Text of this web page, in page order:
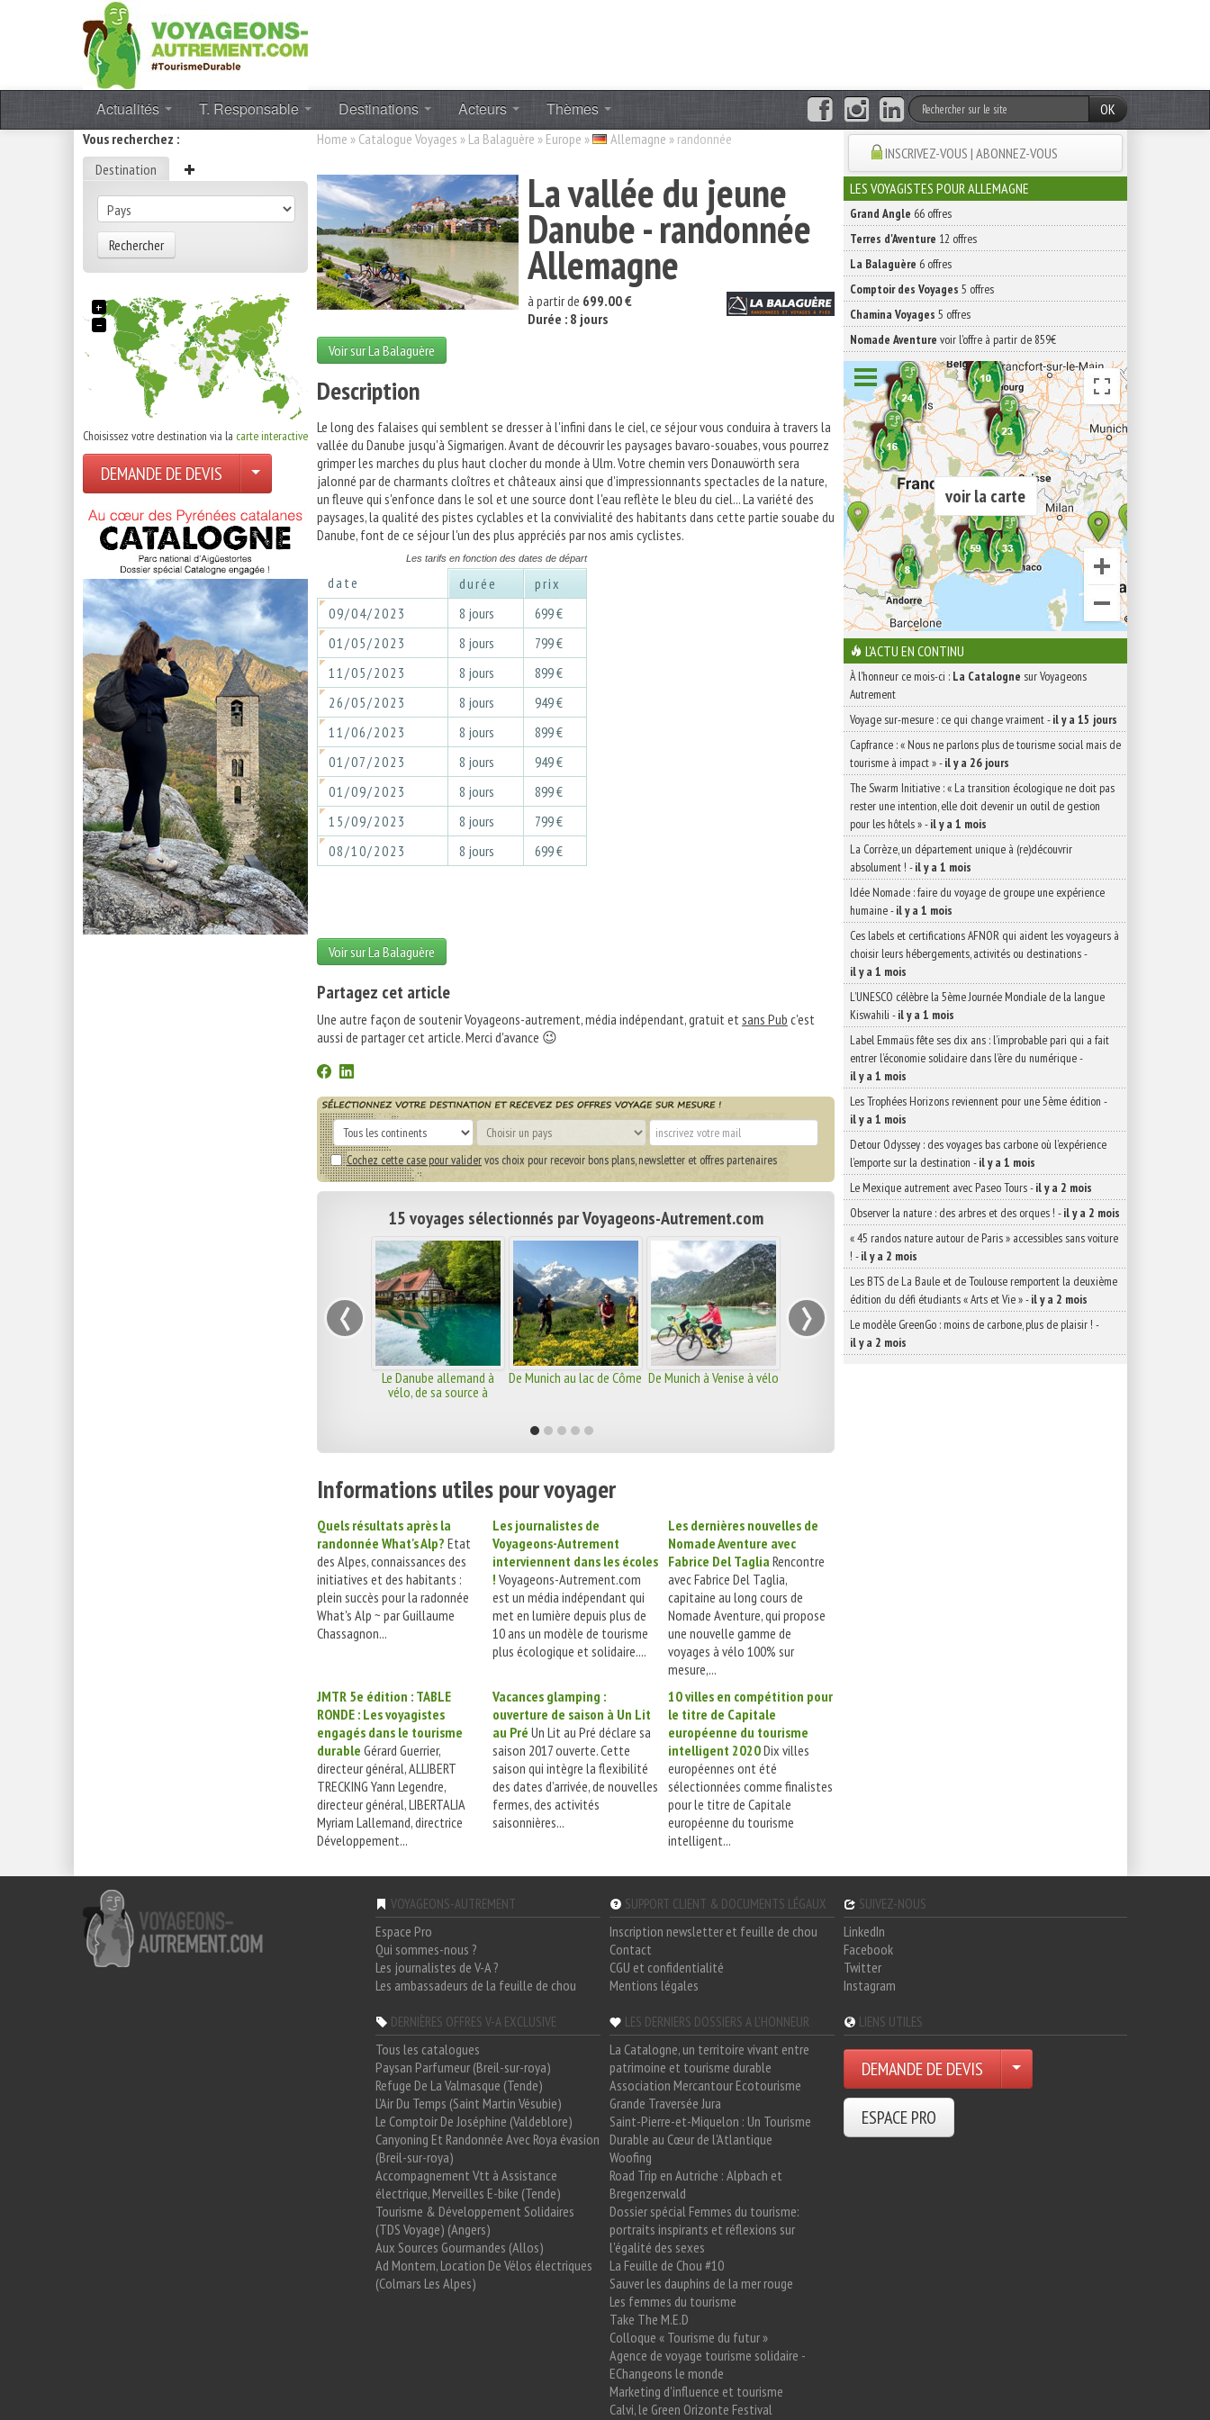
Actualités T. Responsable Destinations Acteurs Thèmes
OK
Vous recherchez :
Destination
Rechercher
+
−
Choisissez votre destination via la carte interactive
DEMANDE DE DEVIS
Home » Catalogue Voyages » La Balaguère » Europe » Allemagne » randonnée
La vallée du jeune
Danube - randonnée
Allemagne
à partir de 699.00 €
Durée : 8 jours
Voir sur La Balaguère
Description
Le long des falaises qui semblent se dresser à l'infini dans le ciel, ce séjour vous conduira à travers la
vallée du Danube jusqu'à Sigmarigen. Avant de découvrir les paysages bavaro-souabes, vous pourrez
grimper les marches du plus haut clocher du monde à Ulm. Votre chemin vers Donauwörth sera
jalonné par de charmants cloîtres et châteaux ainsi que d'impressionnants spectacles de la nature,
un fleuve qui s'enfonce dans le sol et une source dont l'eau reflète le bleu du ciel... La variété des
paysages, la qualité des pistes cyclables et la convivialité des habitants dans cette partie souabe du
Danube, font de ce séjour l'un des plus appréciés par nos amis cyclistes.
Les tarifs en fonction des dates de départ
date durée
prix
09/04/2023
8 jours
699 €
01/05/2023
8 jours
799 €
11/05/2023
8 jours
899 €
26/05/2023
8 jours
949 €
11/06/2023
8 jours
899 €
01/07/2023
8 jours
949 €
01/09/2023
8 jours
899 €
15/09/2023
8 jours
799 €
08/10/2023
8 jours 699 €
Voir sur La Balaguère
Partagez cet article
Une autre façon de soutenir Voyageons-autrement, média indépendant, gratuit etsans Pub c'est
aussi de partager cet article. Merci d'avance 😉
Cochez cette case pour validervos choix pour recevoir bons plans, newsletter et offres partenaires
15 voyages sélectionnés par Voyageons-Autrement.com
Le Danube allemand à
vélo, de sa source à
De Munich au lac de Côme De Munich à Venise à vélo
‹ ›
Informations utiles pour voyager
Quels résultats après la
randonnée What's Alp? Etat
des Alpes, connaissances des
initiatives et des habitants :
plein succès pour la radonnée
What's Alp ~ par Guillaume
Chassagnon...
Les journalistes de
Voyageons-Autrement
interviennent dans les écoles
! Voyageons-Autrement.com
est un média indépendant qui
met en lumière depuis plus de
10 ans un modèle de tourisme
plus écologique et solidaire....
Les dernières nouvelles de
Nomade Aventure avec
Fabrice Del Taglia Rencontre
avec Fabrice Del Taglia,
capitaine au long cours de
Nomade Aventure, qui propose
une nouvelle gamme de
voyages à vélo 100% sur
mesure,...
JMTR 5e édition : TABLE
RONDE : Les voyagistes
engagés dans le tourisme
durable Gérard Guerrier,
directeur général, ALLIBERT
TRECKING Yann Legendre,
directeur général, LIBERTALIA
Myriam Lallemand, directrice
Développement...
Vacances glamping :
ouverture de saison à Un Lit
au Pré Un Lit au Pré déclare sa
saison 2017 ouverte. Cette
saison qui intègre la flexibilité
des dates d’arrivée, de nouvelles
fermes, des activités
saisonnières...
10 villes en compétition pour
le titre de Capitale
européenne du tourisme
intelligent 2020Dix villes
européennes ont été
sélectionnées comme finalistes
pour le titre de Capitale
européenne du tourisme
intelligent...
INSCRIVEZ-VOUS | ABONNEZ-VOUS
LES VOYAGISTES POUR ALLEMAGNE
Grand Angle 66 offres
Terres d'Aventure 12 offres
La Balaguère 6 offres
Comptoir des Voyages 5 offres
Chamina Voyages 5 offres
Nomade Aventure voir l'offre à partir de 859€
voir la carte
L'ACTU EN CONTINU
À l'honneur ce mois-ci : La Catalogne sur Voyageons
Autrement
Voyage sur-mesure : ce qui change vraiment-il y a 15 jours
Capfrance : « Nous ne parlons plus de tourisme social mais de
tourisme à impact »-il y a 26 jours
The Swarm Initiative : « La transition écologique ne doit pas
rester une intention, elle doit devenir un outil de gestion
pour les hôtels »-il y a 1 mois
La Corrèze, un département unique à (re)découvrir
absolument ! -il y a 1 mois
Idée Nomade : faire du voyage de groupe une expérience
humaine-il y a 1 mois
Ces labels et certifications AFNOR qui aident les voyageurs à
choisir leurs hébergements, activités ou destinations-
il y a 1 mois
L’UNESCO célèbre la 5ème Journée Mondiale de la langue
Kiswahili -il y a 1 mois
Label Emmaüs fête ses dix ans : l’improbable pari qui a fait
entrer l’économie solidaire dans l’ère du numérique-
il y a 1 mois
Les Trophées Horizons reviennent pour une 5ème édition -
il y a 1 mois
Detour Odyssey : des voyages bas carbone où l’expérience
l’emporte sur la destination -il y a 1 mois
Le Mexique autrement avec Paseo Tours-il y a 2 mois
Observer la nature : des arbres et des orques ! -il y a 2 mois
« 45 randos nature autour de Paris » accessibles sans voiture
! -il y a 2 mois
Les BTS de La Baule et de Toulouse remportent la deuxième
édition du défi étudiants « Arts et Vie »-il y a 2 mois
Le modèle GreenGo : moins de carbone, plus de plaisir ! -
il y a 2 mois
VOYAGEONS-AUTREMENT
Espace Pro
Qui sommes-nous ?
Les journalistes de V-A ?
Les ambassadeurs de la feuille de chou
SUPPORT CLIENT & DOCUMENTS LÉGAUX
Inscription newsletter et feuille de chou
Contact
CGU et confidentialité
Mentions légales
SUIVEZ-NOUS
LinkedIn
Facebook
Twitter
Instagram
DERNIÈRES OFFRES V-A EXCLUSIVE
Tous les catalogues
Paysan Parfumeur (Breil-sur-roya)
Refuge De La Valmasque (Tende)
L'Air Du Temps (Saint Martin Vésubie)
Le Comptoir De Joséphine (Valdeblore)
Canyoning Et Randonnée Avec Roya évasion
(Breil-sur-roya)
Accompagnement Vtt à Assistance
électrique, Merveilles E-bike (Tende)
Tourisme & Développement Solidaires
(TDS Voyage) (Angers)
Aux Sources Gourmandes (Allos)
Ad Montem, Location De Vélos électriques
(Colmars Les Alpes)
LES DERNIERS DOSSIERS A L'HONNEUR
La Catalogne, un territoire vivant entre
patrimoine et tourisme durable
Association Mercantour Ecotourisme
Grande Traversée Jura
Saint-Pierre-et-Miquelon : Un Tourisme
Durable au Cœur de l'Atlantique
Woofing
Road Trip en Autriche : Alpbach et
Bregenzerwald
Dossier spécial Femmes du tourisme:
portraits inspirants et réflexions sur
l'égalité des sexes
La Feuille de Chou #10
Sauver les dauphins de la mer rouge
Les femmes du tourisme
Take The M.E.D
Colloque « Tourisme du futur »
Agence de voyage tourisme solidaire -
EChangeons le monde
Marketing d'influence et tourisme
Calvi, le Green Orizonte Festival
LIENS UTILES
DEMANDE DE DEVIS
ESPACE PRO